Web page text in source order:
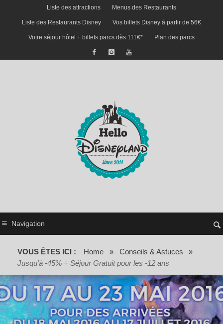
Liste des attractions Menus des Restaurants
Liste des Restaurants Disney Vos billets Disney à partir de 56€
Votre séjour hôtel + billets parcs dès 111€* Plan des parcs
Navigation
VOUS ÊTES ICI : Home » Conseils & Astuces
»
Jusqu’à -45% + Séjour Gratuit pour les -12 ans